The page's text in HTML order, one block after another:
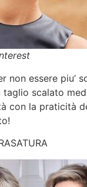
non essere piu’
scalato
con la praticità